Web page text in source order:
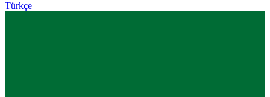
Türkçe